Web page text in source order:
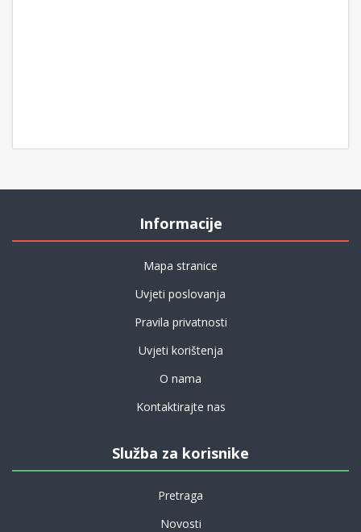
Informacije
Mapa stranice
Uvjeti poslovanja
Pravila privatnosti
Uvjeti korištenja
O nama
Kontaktirajte nas
Služba za korisnike
Pretraga
Novosti